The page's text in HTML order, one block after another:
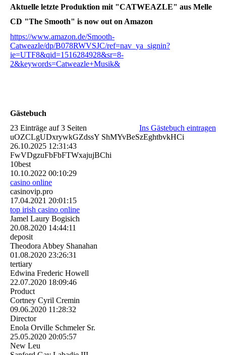
Aktuelle letzte Produktion mit "CATWEAZLE" aus Melle
CD "The Smooth" is now out on Amazon
https://www.amazon.de/Smooth-
Catweazle/dp/B078RWVSJC/ref=nav_ya_signin?
ie=UTF8&qid=1516284928&sr=8-
2&keywords=Catweazle+Musik&
Gästebuch
23 Einträge auf 3 Seiten
Ins Gästebuch eintragen
uOZCLgUDxrywkGZdssY ShMYvBeSzEghtbvkHCi
26.10.2025 12:31:43
FwVDgzuFbFbFTWxajujBChi
10best
10.10.2022 00:10:29
casino online
casinovip.pro
17.04.2021 20:01:15
top irish casino online
Jamel Laury Bogisich
20.08.2020 14:44:11
deposit
Theodora Abbey Shanahan
01.08.2020 23:26:31
tertiary
Edwina Frederic Howell
22.07.2020 18:09:46
Product
Cortney Cyril Cremin
09.06.2020 11:28:32
Director
Enola Orville Schmeler Sr.
25.05.2020 20:05:57
New Leu